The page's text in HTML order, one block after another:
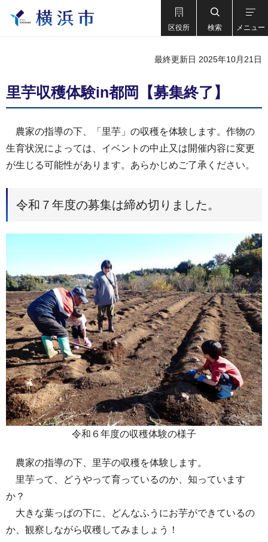
区役所 検索 メニュー
最終更新日 2025年10月21日
里芋収穫体験in都岡【募集終了】
農家の指導の下、「里芋」の収穫を体験します。作物の
生育状況によっては、イベントの中止又は開催内容に変更
が生じる可能性があります。あらかじめご了承ください。
令和７年度の募集は締め切りました。
令和６年度の収穫体験の様子
農家の指導の下、里芋の収穫を体験します。
里芋って、どうやって育っているのか、知っています
か？
大きな葉っぱの下に、どんなふうにお芋ができているの
か、観察しながら収穫してみましょう！